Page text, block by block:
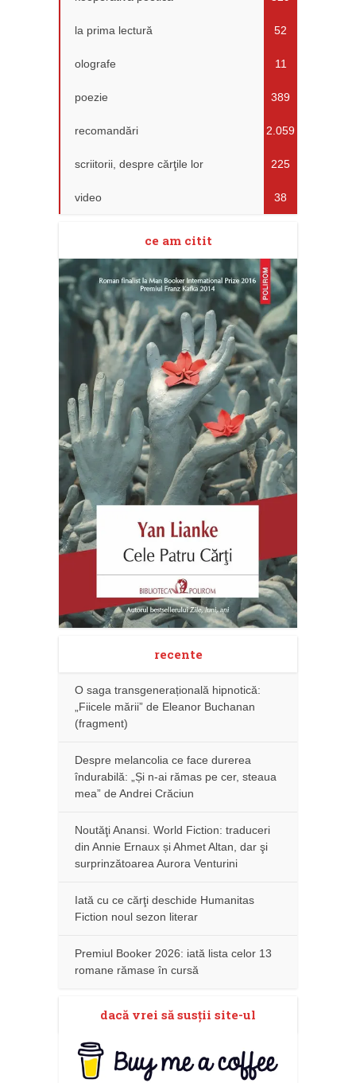
la prima lectură 52
olografe 11
poezie 389
recomandări 2.059
scriitorii, despre cărţile lor 225
video 38
ce am citit
recente
O saga transgenerațională hipnotică:
„Fiicele mării” de Eleanor Buchanan
(fragment)
Despre melancolia ce face durerea
îndurabilă: „Și n-ai rămas pe cer, steaua
mea” de Andrei Crăciun
Noutăţi Anansi. World Fiction: traduceri
din Annie Ernaux și Ahmet Altan, dar şi
surprinzătoarea Aurora Venturini
Iată cu ce cărţi deschide Humanitas
Fiction noul sezon literar
Premiul Booker 2026: iată lista celor 13
romane rămase în cursă
dacă vrei să susţii site-ul